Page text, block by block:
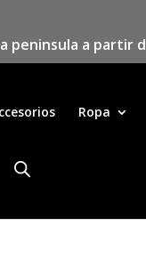
peninsula a partir
Ropa